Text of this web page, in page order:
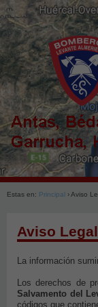
Estas en: Principal › Aviso
Aviso Legal
La información
Los derechos de
Salvamento del
códigos que